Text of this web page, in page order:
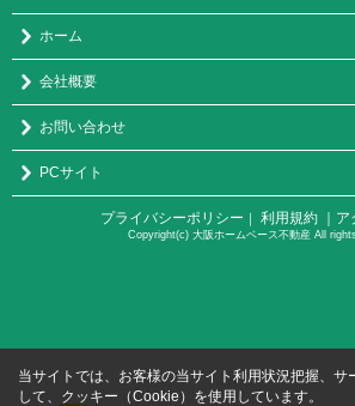
ホーム
会社概要
お問い合わせ
PCサイト
プライバシーポリシー ｜ 利用規約 ｜
Copyright(c) 大阪ホームベース不動産 All
当サイトでは、お客様の当サイト利用状況把握、サ
して、クッキー（Cookie）を使用しています。